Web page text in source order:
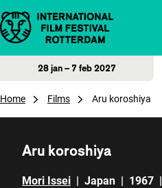
Direct naar inhoud
28 jan – 7 feb 2027
Home Films Aru koroshiya
Aru koroshiya
Mori Issei | Japan | 1967 |